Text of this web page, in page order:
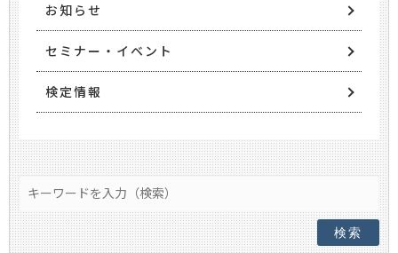
お知らせ
セミナー・イベント
検定情報
検索